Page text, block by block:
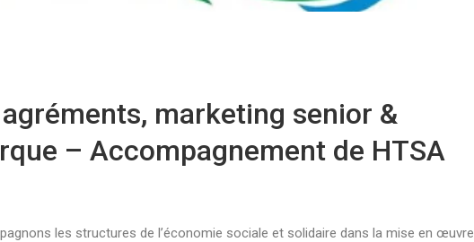
marketing senior &
– Accompagnement de HTSA
les structures de l’économie sociale et solidaire dans la mise en œuvre